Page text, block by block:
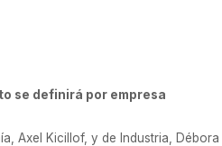
se definirá por empresa
Axel Kicillof, y de Industria,